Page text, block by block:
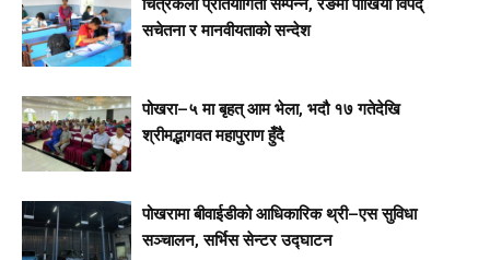
चित्रकला प्रतियोगिता सम्पन्न, रङमा पोखियो विपद्
सचेतना र मानवीयताको सन्देश
पोखरा–५ मा बृहत् आम भेला, भदौ १७ गतेदेखि
श्रीमद्भागवत महापुराण हुँदै
पोखरामा बीवाईडीको आधिकारिक थ्री–एस सुविधा
सञ्चालन, सर्भिस सेन्टर उद्घाटन